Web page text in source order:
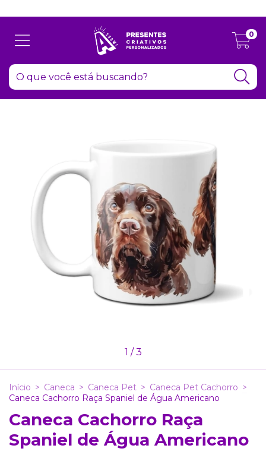
0
1 /3
Início > Caneca > Caneca Pet > Caneca Pet Cachorro >
Caneca Cachorro Raça Spaniel de Água Americano
Caneca Cachorro Raça
Spaniel de Água Americano